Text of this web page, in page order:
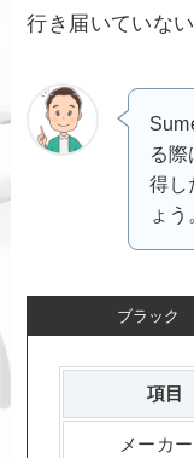
行き届いていな
る
得し
ょう
ブラック
項目
メーカ